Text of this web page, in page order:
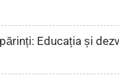
Educația și